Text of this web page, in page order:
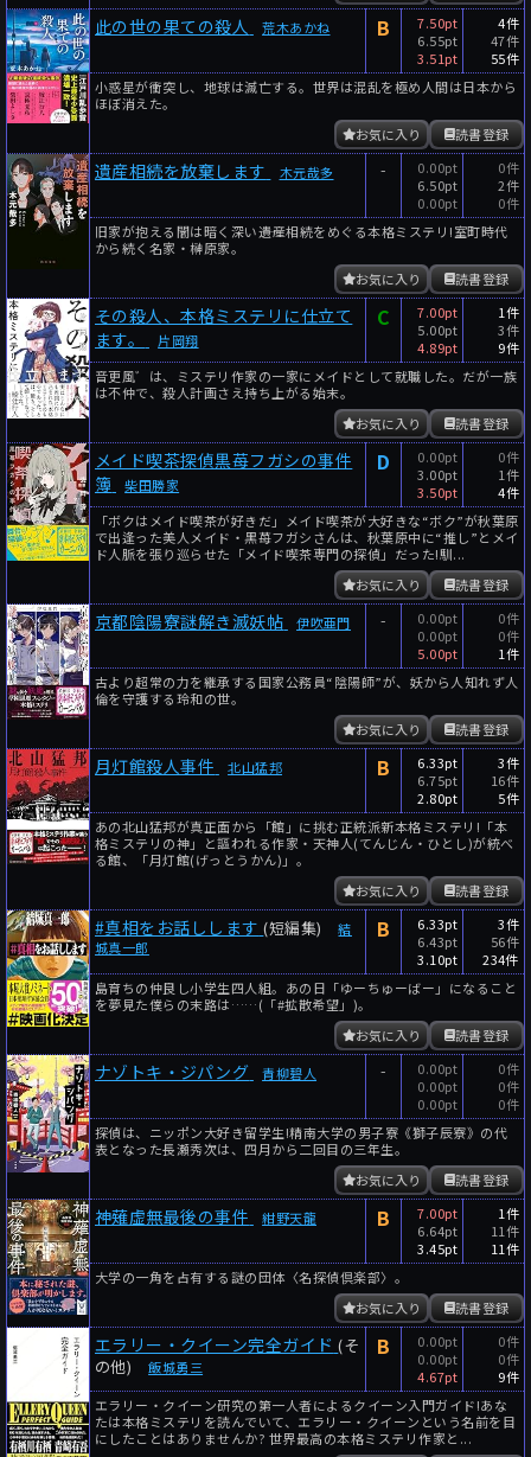
此の世の果ての殺人 荒木あかね B
7.50pt
6.55pt
3.51pt
4件
47件
55件
小惑星が衝突し、地球は滅亡する。世界は混乱を極め人間は日本から
ほぼ消えた。
読書登録
お気に入り
遺産相続を放棄します 木元哉多 -
0.00pt
6.50pt
0.00pt
0件
2件
0件
旧家が抱える闇は暗く深い――遺産相続をめぐる本格ミステリ!室町時代
から続く名家・榊原家。
読書登録
お気に入り
その殺人、本格ミステリに仕立て
ます。
片岡翔
C
7.00pt
5.00pt
4.89pt
1件
3件
9件
音更風゛は、ミステリ作家の一家にメイドとして就職した。だが一族
は不仲で、殺人計画さえ持ち上がる始末。
読書登録
お気に入り
メイド喫茶探偵黒苺フガシの事件
簿
柴田勝家
D
0.00pt
3.00pt
3.50pt
0件
1件
4件
「ボクはメイド喫茶が好きだ」メイド喫茶が大好きな“ボク”が秋葉原
で出逢った美人メイド・黒苺フガシさんは、秋葉原中に“推し”とメイ
ド人脈を張り巡らせた「メイド喫茶専門の探偵」だった!馴...
読書登録
お気に入り
京都陰陽寮謎解き滅妖帖 伊吹亜門 -
0.00pt
0.00pt
5.00pt
0件
0件
1件
古より超常の力を継承する国家公務員“陰陽師”が、妖から人知れず人
倫を守護する玲和の世。
読書登録
お気に入り
月灯館殺人事件 北山猛邦 B
6.33pt
6.75pt
2.80pt
3件
16件
5件
あの北山猛邦が真正面から「館」に挑む正統派新本格ミステリ!「本
格ミステリの神」と謳われる作家・天神人(てんじん・ひとし)が統べ
る館、「月灯館(げっとうかん)」。
読書登録
お気に入り
#真相をお話しします (短編集)
結
城真一郎
B
6.33pt
6.43pt
3.10pt
3件
56件
234件
島育ちの仲良し小学生四人組。あの日「ゆーちゅーばー」になること
を夢見た僕らの末路は……(「#拡散希望」)。
読書登録
お気に入り
ナゾトキ・ジパング 青柳碧人 -
0.00pt
0.00pt
0.00pt
0件
0件
0件
探偵は、ニッポン大好き留学生!精南大学の男子寮《獅子辰寮》の代
表となった長瀬秀次は、四月から二回目の三年生。
読書登録
お気に入り
神薙虚無最後の事件 紺野天龍 B
7.00pt
6.64pt
3.45pt
1件
11件
11件
大学の一角を占有する謎の団体〈名探偵倶楽部〉。
読書登録
お気に入り
エラリー・クイーン完全ガイド (そ
の他)
飯城勇三
B
0.00pt
0.00pt
4.67pt
0件
0件
9件
エラリー・クイーン研究の第一人者によるクイーン入門ガイド!あな
たは本格ミステリを読んでいて、エラリー・クイーンという名前を目
にしたことはありませんか? 世界最高の本格ミステリ作家と...